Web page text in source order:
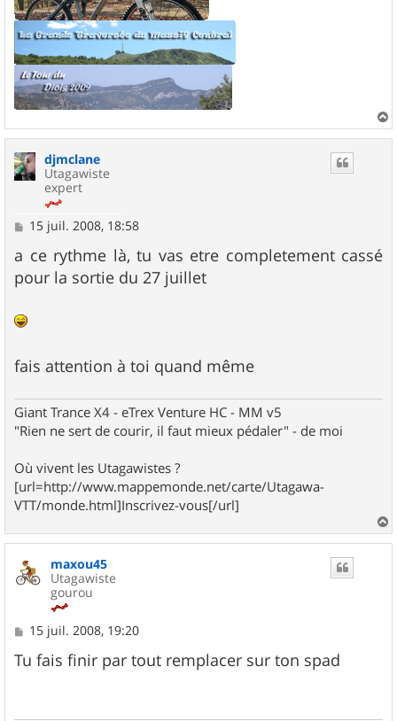
a
djmclane
Utagawiste
expert
M
a
15 juil. 2008, 18:58
a ce rythme là, tu vas etre completement cassé
pour la sortie du 27 juillet
fais attention à toi quand même
Giant Trance X4 - eTrex Venture HC - MM v5
"Rien ne sert de courir, il faut mieux pédaler" - de moi
Où vivent les Utagawistes ?
[url=http://www.mappemonde.net/carte/Utagawa-
VTT/monde.html]Inscrivez-vous[/url]
a
u
maxou45
Utagawiste
gourou
M
s
s
15 juil. 2008, 19:20
Tu fais finir par tout remplacer sur ton spad